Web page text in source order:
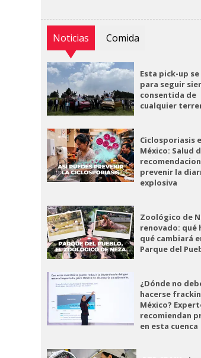
Noticias Comida
Esta pick-up
para seguir
consentida de
cualquier
Ciclosporiasis
México: Salud
prevenir la
explosiva
Zoológico de
renovado: qué
qué cambiará
Parque del
¿Dónde no
hacerse
México?
recomiendan
en esta cuenca